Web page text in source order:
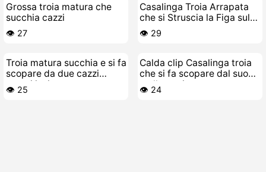
Grossa troia matura che
succhia cazzi
👁️ 27
Casalinga Troia Arrapata
che si Struscia la Figa sul
Divano
👁️ 29
Troia matura succhia e si fa
scopare da due cazzi
grossi insieme
👁️ 25
Calda clip Casalinga troia
che si fa scopare dal suo
stallone giovane
👁️ 24